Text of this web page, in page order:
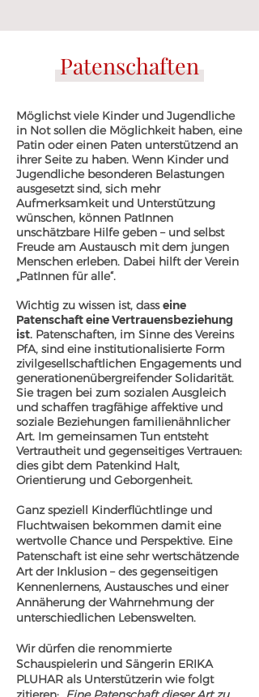
Patenschaften
Möglichst viele Kinder und Jugendliche
in Not sollen die Möglichkeit haben, eine
Patin oder einen Paten unterstützend an
ihrer Seite zu haben. Wenn Kinder und
Jugendliche besonderen Belastungen
ausgesetzt sind, sich mehr
Aufmerksamkeit und Unterstützung
wünschen, können PatInnen
unschätzbare Hilfe geben – und selbst
Freude am Austausch mit dem jungen
Menschen erleben. Dabei hilft der Verein
„PatInnen für alle“.
Wichtig zu wissen ist, dasseine
Patenschaft eine Vertrauensbeziehung
ist. Patenschaften, im Sinne des Vereins
PfA, sind eine institutionalisierte Form
zivilgesellschaftlichen Engagements und
generationenübergreifender Solidarität.
Sie tragen bei zum sozialen Ausgleich
und schaffen tragfähige affektive und
soziale Beziehungen familienähnlicher
Art. Im gemeinsamen Tun entsteht
Vertrautheit und gegenseitiges Vertrauen:
dies gibt dem Patenkind Halt,
Orientierung und Geborgenheit.
Ganz speziell Kinderflüchtlinge und
Fluchtwaisen bekommen damit eine
wertvolle Chance und Perspektive. Eine
Patenschaft ist eine sehr wertschätzende
Art der Inklusion – des gegenseitigen
Kennenlernens, Austausches und einer
Annäherung der Wahrnehmung der
unterschiedlichen Lebenswelten.
Wir dürfen die renommierte
Schauspielerin und Sängerin ERIKA
PLUHAR als Unterstützerin wie folgt